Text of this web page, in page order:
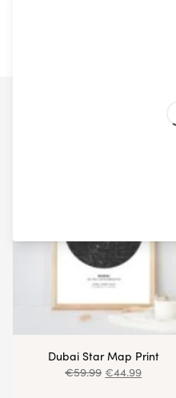
Dubai Star Map Print
€59.99 €44.99